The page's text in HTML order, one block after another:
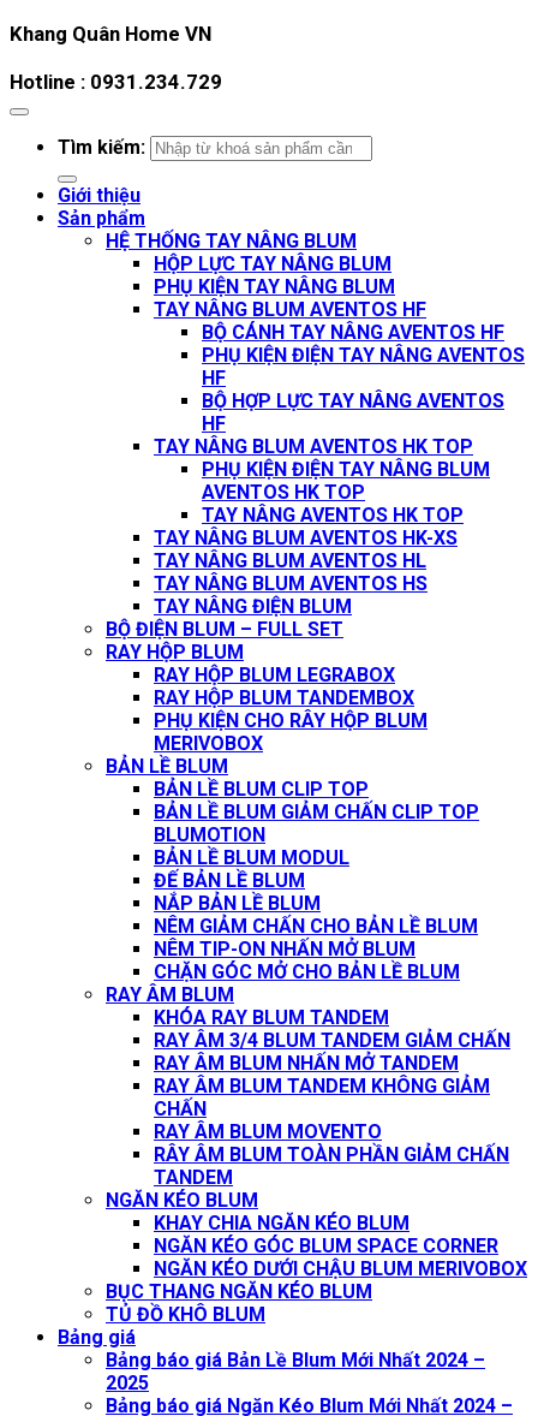
Khang Quân Home VN
Hotline : 0931.234.729
Tìm kiếm:
Giới thiệu
Sản phẩm
HỆ THỐNG TAY NÂNG BLUM
HỘP LỰC TAY NÂNG BLUM
PHỤ KIỆN TAY NÂNG BLUM
TAY NÂNG BLUM AVENTOS HF
BỘ CÁNH TAY NÂNG AVENTOS HF
PHỤ KIỆN ĐIỆN TAY NÂNG AVENTOS
HF
BỘ HỢP LỰC TAY NÂNG AVENTOS
HF
TAY NÂNG BLUM AVENTOS HK TOP
PHỤ KIỆN ĐIỆN TAY NÂNG BLUM
AVENTOS HK TOP
TAY NÂNG AVENTOS HK TOP
TAY NÂNG BLUM AVENTOS HK-XS
TAY NÂNG BLUM AVENTOS HL
TAY NÂNG BLUM AVENTOS HS
TAY NÂNG ĐIỆN BLUM
BỘ ĐIỆN BLUM – FULL SET
RAY HỘP BLUM
RAY HỘP BLUM LEGRABOX
RAY HỘP BLUM TANDEMBOX
PHỤ KIỆN CHO RÂY HỘP BLUM
MERIVOBOX
BẢN LỀ BLUM
BẢN LỀ BLUM CLIP TOP
BẢN LỀ BLUM GIẢM CHẤN CLIP TOP
BLUMOTION
BẢN LỀ BLUM MODUL
ĐẾ BẢN LỀ BLUM
NẮP BẢN LỀ BLUM
NÊM GIẢM CHẤN CHO BẢN LỀ BLUM
NÊM TIP-ON NHẤN MỞ BLUM
CHẶN GÓC MỞ CHO BẢN LỀ BLUM
RAY ÂM BLUM
KHÓA RAY BLUM TANDEM
RAY ÂM 3/4 BLUM TANDEM GIẢM CHẤN
RAY ÂM BLUM NHẤN MỞ TANDEM
RAY ÂM BLUM TANDEM KHÔNG GIẢM
CHẤN
RAY ÂM BLUM MOVENTO
RÂY ÂM BLUM TOÀN PHẦN GIẢM CHẤN
TANDEM
NGĂN KÉO BLUM
KHAY CHIA NGĂN KÉO BLUM
NGĂN KÉO GÓC BLUM SPACE CORNER
NGĂN KÉO DƯỚI CHẬU BLUM MERIVOBOX
BỤC THANG NGĂN KÉO BLUM
TỦ ĐỒ KHÔ BLUM
Bảng giá
Bảng báo giá Bản Lề Blum Mới Nhất 2024 –
2025
Bảng báo giá Ngăn Kéo Blum Mới Nhất 2024 –